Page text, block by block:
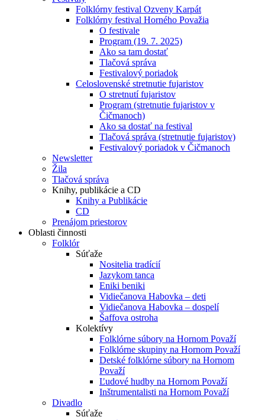
Folklórny festival Ozveny Karpát
Folklórny festival Horného Považia
O festivale
Program (19. 7. 2025)
Ako sa tam dostať
Tlačová správa
Festivalový poriadok
Celoslovenské stretnutie fujaristov
O stretnutí fujaristov
Program (stretnutie fujaristov v
Čičmanoch)
Ako sa dostať na festival
Tlačová správa (stretnutie fujaristov)
Festivalový poriadok v Čičmanoch
Newsletter
Žila
Tlačová správa
Knihy, publikácie a CD
Knihy a Publikácie
CD
Prenájom priestorov
Oblasti činnosti
Folklór
Súťaže
Nositelia tradícií
Jazykom tanca
Eniki beniki
Vidiečanova Habovka – deti
Vidiečanova Habovka – dospelí
Šaffova ostroha
Kolektívy
Folklórne súbory na Hornom Považí
Folklórne skupiny na Hornom Považí
Detské folklórne súbory na Hornom
Považí
Ľudové hudby na Hornom Považí
Inštrumentalisti na Hornom Považí
Divadlo
Súťaže